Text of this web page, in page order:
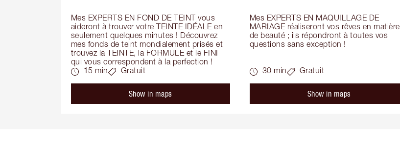
Mes EXPERTS EN FOND DE TEINT vous
aideront à trouver votre TEINTE IDÉALE en
seulement quelques minutes ! Découvrez
mes fonds de teint mondialement prisés et
trouvez la TEINTE, la FORMULE et le FINI
qui vous correspondent à la perfection !
15 min
Gratuit
Show in maps
Mes EXPERTS EN MAQUILLAGE DE
MARIAGE réaliseront vos rêves en matière
de beauté ; ils répondront à toutes vos
questions sans exception !
30 min Gratuit
Show in maps